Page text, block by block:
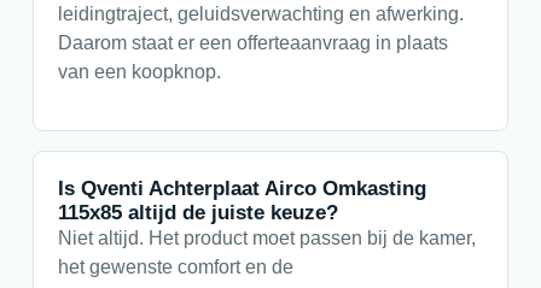
leidingtraject, geluidsverwachting en afwerking.
Daarom staat er een offerteaanvraag in plaats
van een koopknop.
Is Qventi Achterplaat Airco Omkasting
115x85 altijd de juiste keuze?
Niet altijd. Het product moet passen bij de kamer,
het gewenste comfort en de